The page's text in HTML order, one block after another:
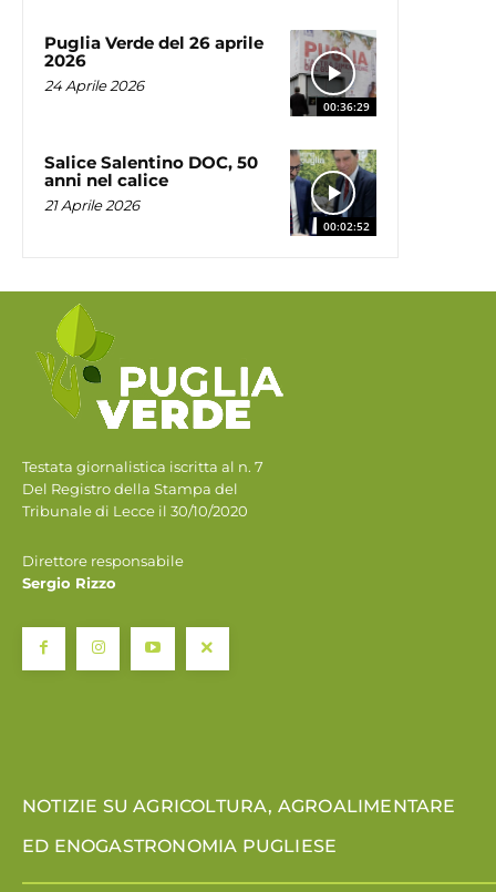
00:36:29
Puglia Verde del 26 aprile
2026
24 Aprile 2026
00:02:52
Salice Salentino DOC, 50
anni nel calice
21 Aprile 2026
Testata giornalistica iscritta al n. 7
Del Registro della Stampa del
Tribunale di Lecce il 30/10/2020
Direttore responsabile
Sergio Rizzo
NOTIZIE SU AGRICOLTURA, AGROALIMENTARE
ED ENOGASTRONOMIA PUGLIESE